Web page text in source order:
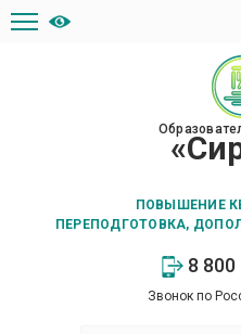
ПОВЫШЕНИЕ
ПЕРЕПОДГОТОВКА,
8 800
Звонок по